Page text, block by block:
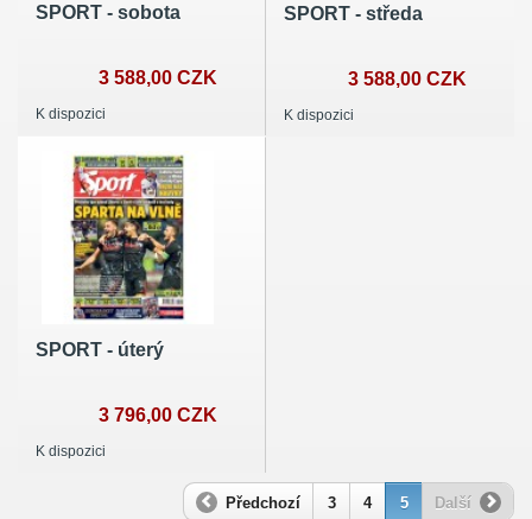
SPORT - sobota
3 588,00 CZK
K dispozici
SPORT - středa
3 588,00 CZK
K dispozici
SPORT - úterý
3 796,00 CZK
K dispozici
Předchozí 3 4 5 Další